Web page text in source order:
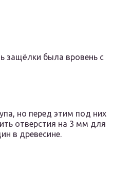
защёлки была вровень с
но перед этим под них
отверстия на 3 мм для
в древесине.